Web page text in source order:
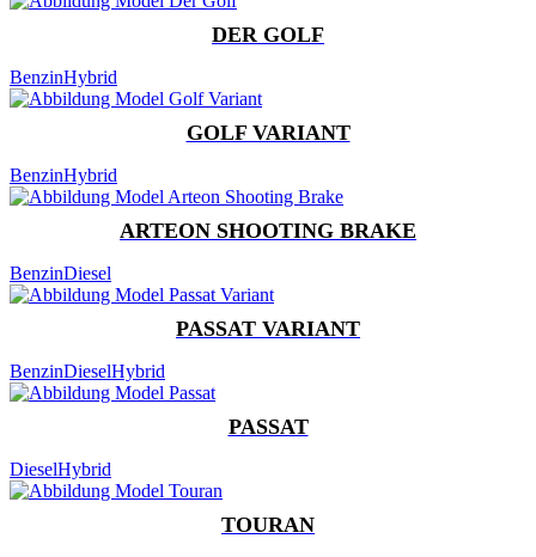
DER GOLF
BenzinHybrid
GOLF VARIANT
BenzinHybrid
ARTEON SHOOTING BRAKE
BenzinDiesel
PASSAT VARIANT
BenzinDieselHybrid
PASSAT
DieselHybrid
TOURAN